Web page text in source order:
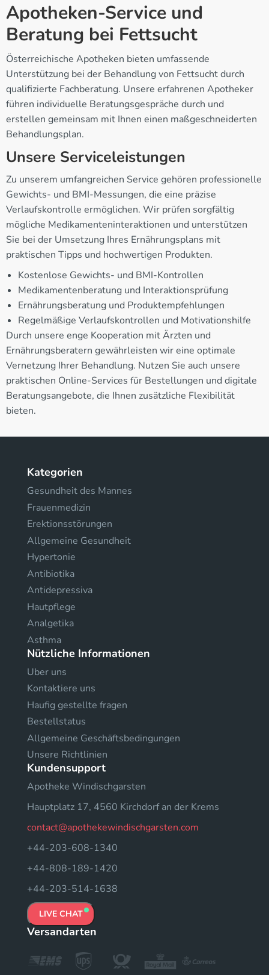
Apotheken-Service und
Beratung bei Fettsucht
Österreichische Apotheken bieten umfassende
Unterstützung bei der Behandlung von Fettsucht durch
qualifizierte Fachberatung. Unsere erfahrenen Apotheker
führen individuelle Beratungsgespräche durch und
erstellen gemeinsam mit Ihnen einen maßgeschneiderten
Behandlungsplan.
Unsere Serviceleistungen
Zu unserem umfangreichen Service gehören professionelle
Gewichts- und BMI-Messungen, die eine präzise
Verlaufskontrolle ermöglichen. Wir prüfen sorgfältig
mögliche Medikamenteninteraktionen und unterstützen
Sie bei der Umsetzung Ihres Ernährungsplans mit
praktischen Tipps und hochwertigen Produkten.
Kostenlose Gewichts- und BMI-Kontrollen
Medikamentenberatung und Interaktionsprüfung
Ernährungsberatung und Produktempfehlungen
Regelmäßige Verlaufskontrollen und Motivationshilfe
Durch unsere enge Kooperation mit Ärzten und
Ernährungsberatern gewährleisten wir eine optimale
Vernetzung Ihrer Behandlung. Nutzen Sie auch unsere
praktischen Online-Services für Bestellungen und digitale
Beratungsangebote, die Ihnen zusätzliche Flexibilität
bieten.
Kategorien
Gesundheit des Mannes
Frauenmedizin
Erektionsstörungen
Allgemeine Gesundheit
Hypertonie
Antibiotika
Antidepressiva
Hautpflege
Analgetika
Asthma
Nützliche Informationen
Uber uns
Kontaktiere uns
Haufig gestellte fragen
Bestellstatus
Allgemeine Geschäftsbedingungen
Unsere Richtlinien
Kundensupport
Apotheke Windischgarsten
Hauptplatz 17, 4560 Kirchdorf an der Krems
contact@apothekewindischgarsten.com
+44-203-608-1340
+44-808-189-1420
+44-203-514-1638
LIVE CHAT
Versandarten